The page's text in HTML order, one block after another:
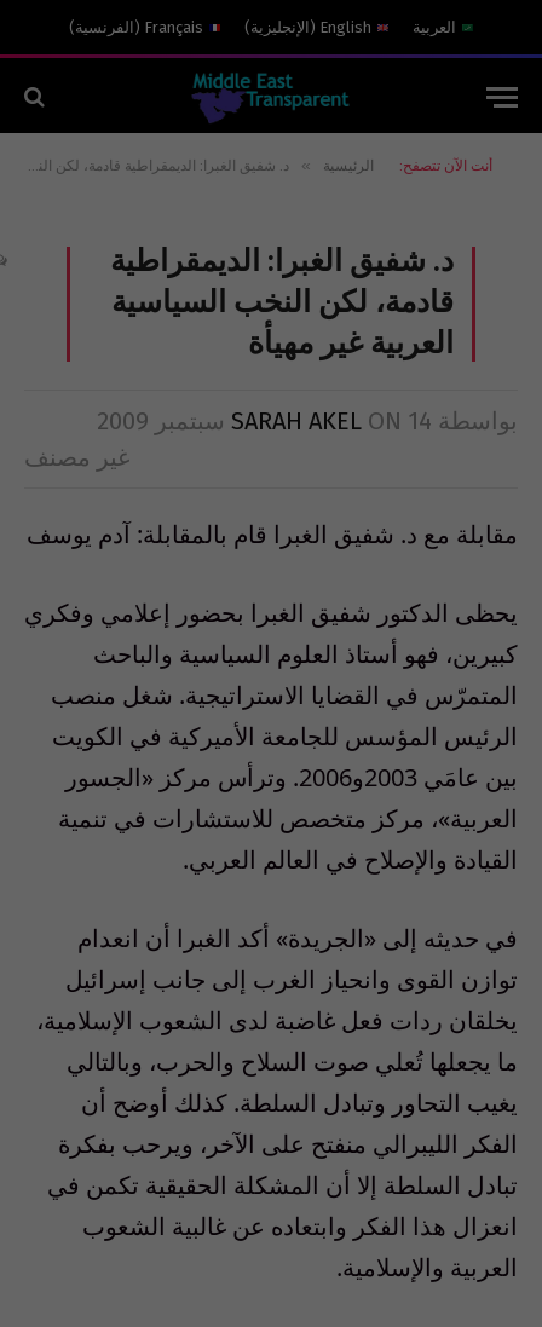
العربية English
( الإنجليزية)
Français
( الفرنسية)
أنت الآن تتصفح: الرئيسية » د. شفيق الغبرا: الديمقراطية قادمة، لكن النخب السياسية العربية غير مهيأة
د. شفيق الغبرا: الديمقراطية
قادمة، لكن النخب السياسية
العربية غير مهيأة
بواسطة SARAH AKEL ON 14 سبتمبر 2009
غير مصنف
مقابلة مع د. شفيق الغبرا قام بالمقابلة: آدم يوسف
يحظى الدكتور شفيق الغبرا بحضور إعلامي وفكري
كبيرين، فهو أستاذ العلوم السياسية والباحث
المتمرّس في القضايا الاستراتيجية. شغل منصب
الرئيس المؤسس للجامعة الأميركية في الكويت
بين عامَي 2003و2006. وترأس مركز «الجسور
العربية»، مركز متخصص للاستشارات في تنمية
القيادة والإصلاح في العالم العربي.
في حديثه إلى «الجريدة» أكد الغبرا أن انعدام
توازن القوى وانحياز الغرب إلى جانب إسرائيل
يخلقان ردات فعل غاضبة لدى الشعوب الإسلامية،
ما يجعلها تُعلي صوت السلاح والحرب، وبالتالي
يغيب التحاور وتبادل السلطة. كذلك أوضح أن
الفكر الليبرالي منفتح على الآخر، ويرحب بفكرة
تبادل السلطة إلا أن المشكلة الحقيقية تكمن في
انعزال هذا الفكر وابتعاده عن غالبية الشعوب
العربية والإسلامية.